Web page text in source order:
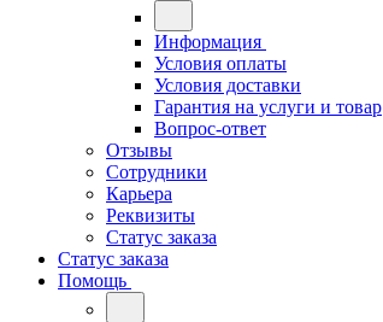
Информация
Условия оплаты
Условия доставки
Гарантия на услуги и товар
Вопрос-ответ
Отзывы
Сотрудники
Карьера
Реквизиты
Статус заказа
Статус заказа
Помощь